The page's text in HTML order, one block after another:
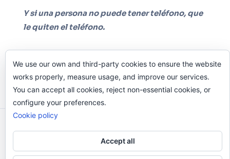
Y si una persona no puede tener teléfono, que
le quiten el teléfono.
Reservados.
We use our own and third-party cookies to ensure the website
works properly, measure usage, and improve our services.
You can accept all cookies, reject non-essential cookies, or
configure your preferences.
Cookie policy
Accept all